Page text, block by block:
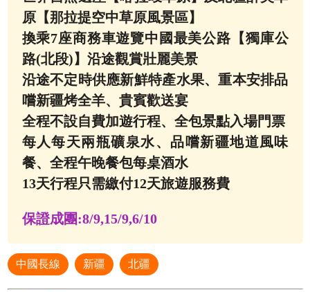
原【那拉提空中草原風景區】
換乘7座商務車遊覽中國最美公路【獨庫公
路(北段)】沿途觀賞壯麗美景
沿途不定時供應新鮮特產水果、重本安排品
嚐新疆烤全羊、貴賓歡送宴
全程不設自費加遊行程、全包景點入場門票
每人每天兩瓶礦泉水、品嚐新疆地道風味
餐、全程午晚餐包每桌酒水
13天行程只需繳付12天旅遊服務費
保證成團:8/9,15/9,6/10
中國長線 新疆 北疆